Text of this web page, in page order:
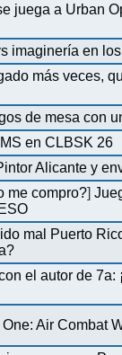
juega a Urban
imaginería en
más veces,
de mesa con
en CLBSK 26
Alicante y
me compro?]
mal Puerto
el autor de 7a:
Air Combat